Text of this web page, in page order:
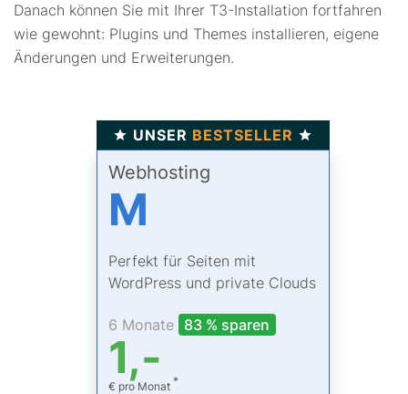
Danach können Sie mit Ihrer T3-Installation fortfahren
wie gewohnt: Plugins und Themes installieren, eigene
Änderungen und Erweiterungen.
UNSER BESTSELLER
Webhosting
M
Perfekt für Seiten mit
WordPress und private Clouds
6 Monate 83 % sparen
1,-
€ pro Monat *